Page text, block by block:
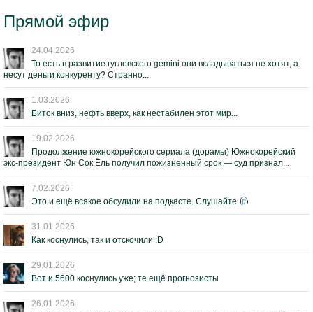
Прямой эфир
24.04.2026
То есть в развитие гугловского gemini они вкладываться не хотят, а
несут деньги конкуренту? Странно...
1.03.2026
Биток вниз, нефть вверх, как нестабилен этот мир...
19.02.2026
Продолжение южнокорейского сериала (дорамы) Южнокорейский
экс-президент Юн Сок Ёль получил пожизненный срок — суд признал...
7.02.2026
Это и ещё всякое обсудили на подкасте. Слушайте
31.01.2026
Как коснулись, так и отскочили :D
29.01.2026
Вот и 5600 коснулись уже; те ещё прогнозисты
26.01.2026